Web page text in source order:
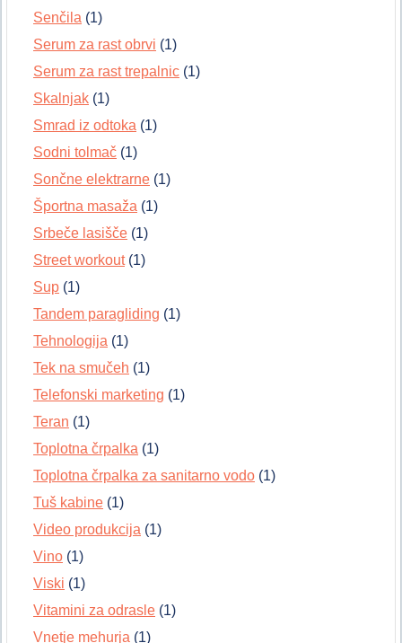
Senčila (1)
Serum za rast obrvi (1)
Serum za rast trepalnic (1)
Skalnjak (1)
Smrad iz odtoka (1)
Sodni tolmač (1)
Sončne elektrarne (1)
Športna masaža (1)
Srbeče lasišče (1)
Street workout(1)
Sup (1)
Tandem paragliding (1)
Tehnologija (1)
Tek na smučeh (1)
Telefonski marketing (1)
Teran (1)
Toplotna črpalka (1)
Toplotna črpalka za sanitarno vodo (1)
Tuš kabine (1)
Video produkcija (1)
Vino (1)
Viski (1)
Vitamini za odrasle (1)
Vnetje mehurja (1)